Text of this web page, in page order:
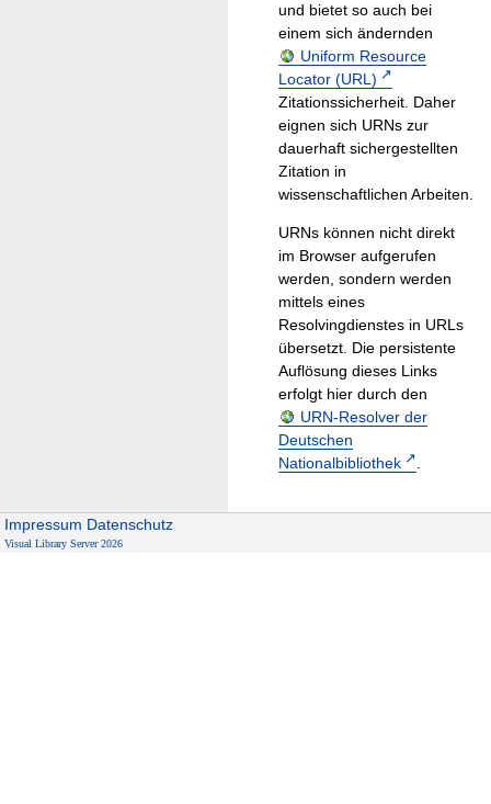
und bietet so auch bei
einem sich ändernden
Uniform Resource
Locator (URL)
Zitationssicherheit. Daher
eignen sich URNs zur
dauerhaft sichergestellten
Zitation in
wissenschaftlichen Arbeiten.
URNs können nicht direkt
im Browser aufgerufen
werden, sondern werden
mittels eines
Resolvingdienstes in URLs
übersetzt. Die persistente
Auflösung dieses Links
erfolgt hier durch den
URN-Resolver der
Deutschen
Nationalbibliothek
.
Impressum Datenschutz
Visual Library Server 2026